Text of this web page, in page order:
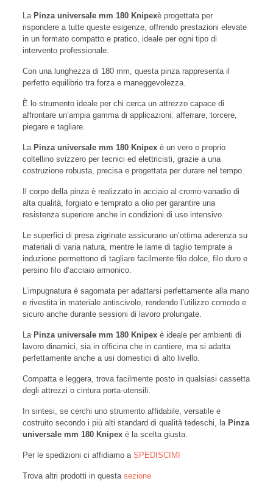
La Pinza universale mm 180 Knipexè progettata per
rispondere a tutte queste esigenze, offrendo prestazioni elevate
in un formato compatto e pratico, ideale per ogni tipo di
intervento professionale.
Con una lunghezza di 180 mm, questa pinza rappresenta il
perfetto equilibrio tra forza e maneggevolezza.
È lo strumento ideale per chi cerca un attrezzo capace di
affrontare un’ampia gamma di applicazioni: afferrare, torcere,
piegare e tagliare.
La Pinza universale mm 180 Knipexè un vero e proprio
coltellino svizzero per tecnici ed elettricisti, grazie a una
costruzione robusta, precisa e progettata per durare nel tempo.
Il corpo della pinza è realizzato in acciaio al cromo-vanadio di
alta qualità, forgiato e temprato a olio per garantire una
resistenza superiore anche in condizioni di uso intensivo.
Le superfici di presa zigrinate assicurano un’ottima aderenza su
materiali di varia natura, mentre le lame di taglio temprate a
induzione permettono di tagliare facilmente filo dolce, filo duro e
persino filo d’acciaio armonico.
L’impugnatura è sagomata per adattarsi perfettamente alla mano
e rivestita in materiale antiscivolo, rendendo l’utilizzo comodo e
sicuro anche durante sessioni di lavoro prolungate.
La Pinza universale mm 180 Knipexè ideale per ambienti di
lavoro dinamici, sia in officina che in cantiere, ma si adatta
perfettamente anche a usi domestici di alto livello.
Compatta e leggera, trova facilmente posto in qualsiasi cassetta
degli attrezzi o cintura porta-utensili.
In sintesi, se cerchi uno strumento affidabile, versatile e
costruito secondo i più alti standard di qualità tedeschi, la Pinza
universale mm 180 Knipexè la scelta giusta.
Per le spedizioni ci affidiamo a SPEDISCIMI
Trova altri prodotti in questa sezione